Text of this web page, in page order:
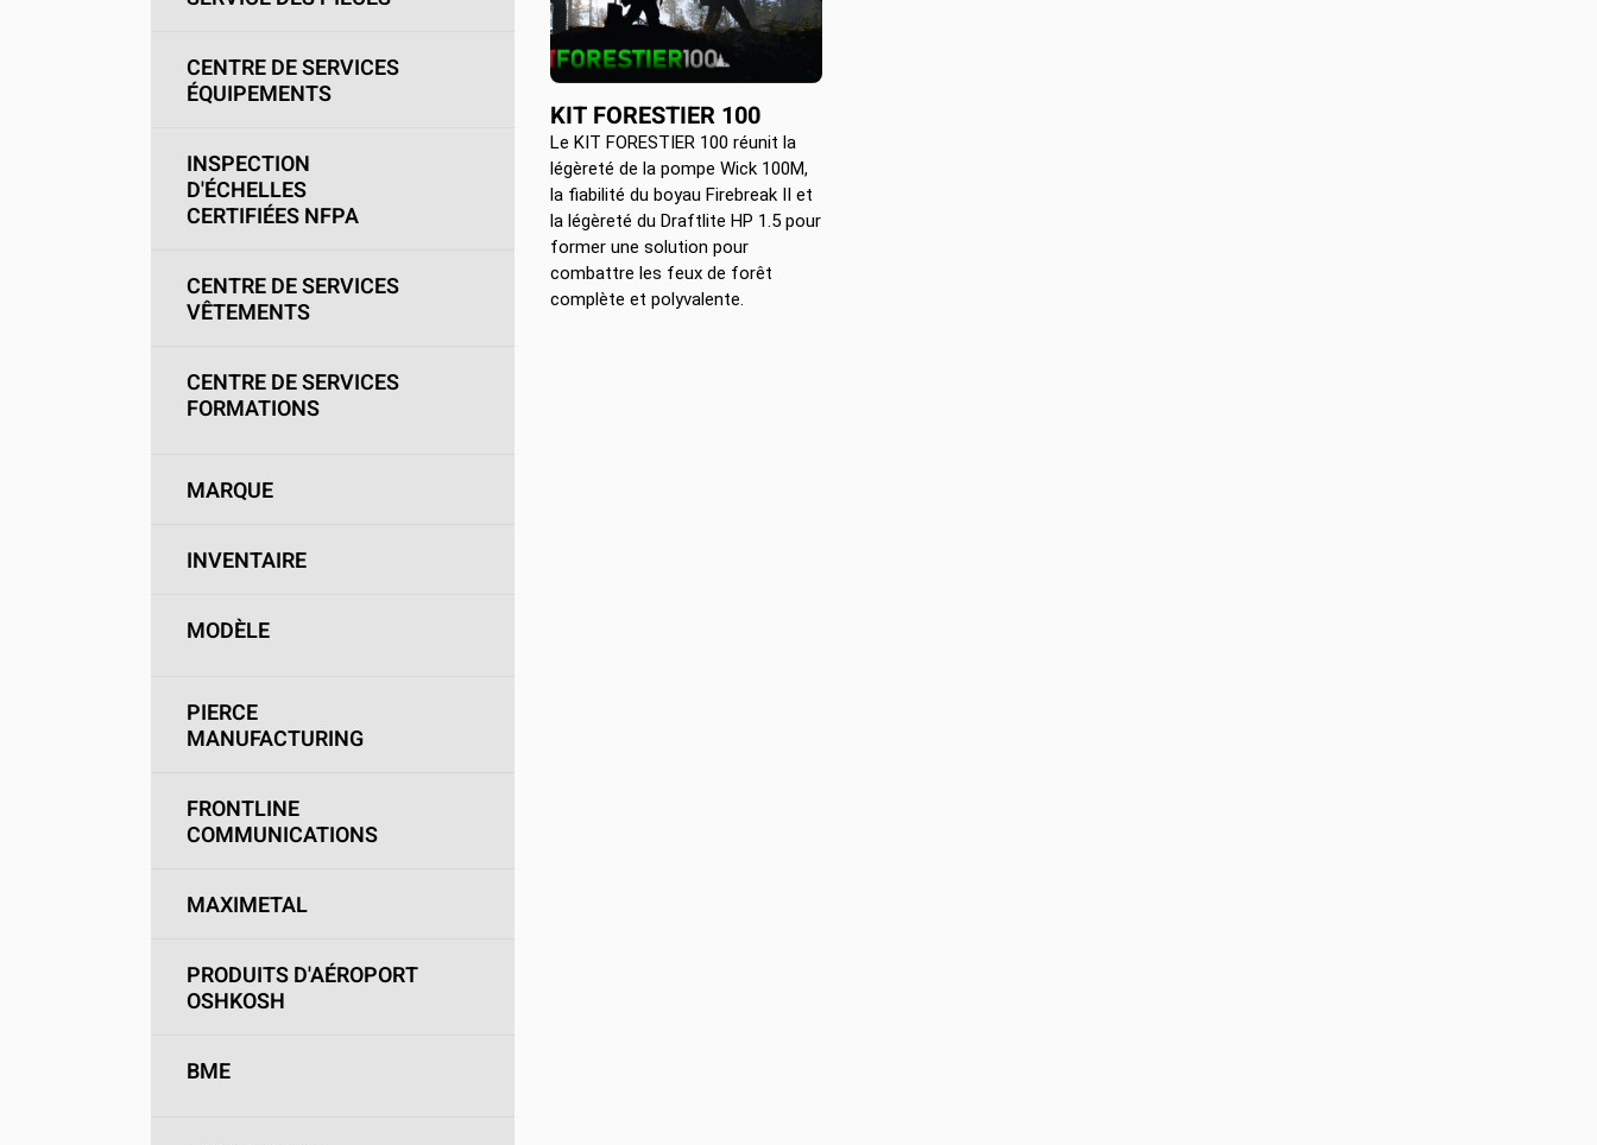
Demande de retour ou d’échange
Démonstration d’équipements
INSPECTION D’ÉCHELLES
CERTIFIÉES NFPA
CENTRE DE SERVICES
ÉQUIPEMENTS
INSPECTION
D'ÉCHELLES
CERTIFIÉES NFPA
CENTRE DE SERVICES
VÊTEMENTS
CENTRE DE SERVICES
FORMATIONS
MARQUE
INVENTAIRE
MODÈLE
PIERCE
MANUFACTURING
FRONTLINE
COMMUNICATIONS
MAXIMETAL
PRODUITS D'AÉROPORT
OSHKOSH
BME
KIT FORESTIER 100
Le KIT FORESTIER 100 réunit la
légèreté de la pompe Wick 100M,
la fiabilité du boyau Firebreak II et
la légèreté du Draftlite HP 1.5 pour
former une solution pour
combattre les feux de forêt
complète et polyvalente.